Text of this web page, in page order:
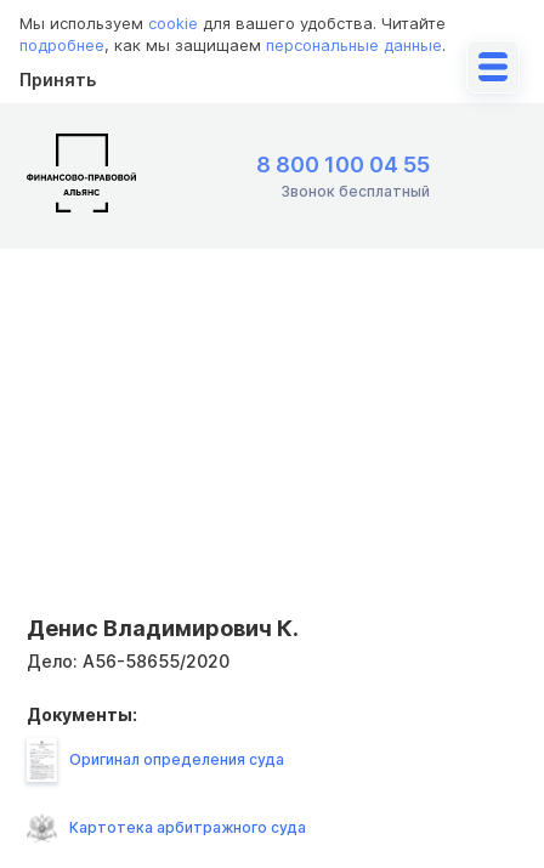
Мы используем cookie для вашего удобства. Читайте
подробнее, как мы защищаем персональные данные.
Принять
8 800 100 04 55
Звонок бесплатный
Денис Владимирович К.
Дело: А56-58655/2020
Документы:
Оригинал определения суда
Картотека арбитражного суда